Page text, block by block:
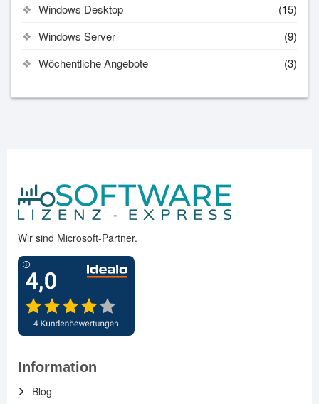
Windows Desktop
(15)
Windows Server
(9)
Wöchentliche Angebote
(3)
Wir sind Microsoft-Partner.
Information
Blog